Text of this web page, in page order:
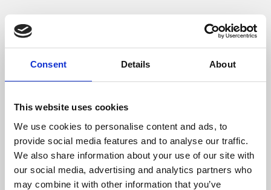
Consent Details About
This website uses cookies
We use cookies to personalise content and ads, to
provide social media features and to analyse our traffic.
We also share information about your use of our site with
our social media, advertising and analytics partners who
may combine it with other information that you’ve
SEO in 2026: wat werkt nog?